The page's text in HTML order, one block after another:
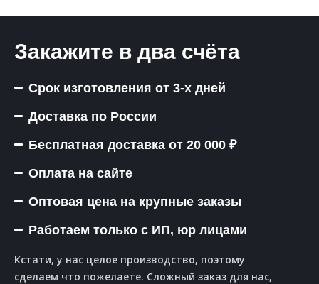
Закажите в два счёта
Срок изготовления от 3-х дней
Доставка по России
Бесплатная доставка от 20 000 ₽
Оплата на сайте
Оптовая цена на крупные заказы
Работаем только с ИП, юр лицами
Кстати, у нас целое производство, поэтому
сделаем что пожелаете. Сложный заказ для нас,